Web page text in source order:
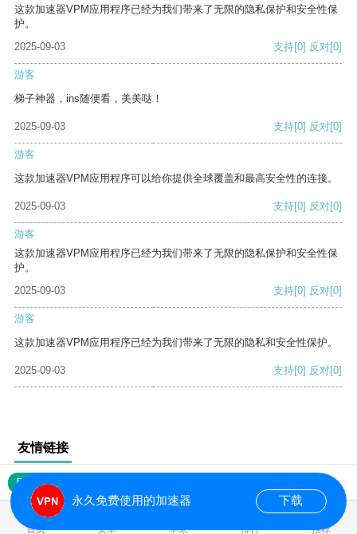
这款加速器VPM应用程序已经为我们带来了无限的隐私保护和安全性保
护。
2025-09-03
支持[0] 反对[0]
游客
梯子神器，ins随便看，美美哒！
2025-09-03 支持[0] 反对[0]
游客
这款加速器VPM应用程序可以给你提供全球覆盖和最高安全性的连接。
2025-09-03 支持[0] 反对[0]
游客
这款加速器VPM应用程序已经为我们带来了无限的隐私保护和安全性保
护。
2025-09-03
支持[0] 反对[0]
游客
这款加速器VPM应用程序已经为我们带来了无限的隐私和安全性保护。
2025-09-03 支持[0] 反对[0]
友情链接
网站地图
首页 安卓 苹果 排行 推荐
永久免费使用的加速器 下载
0.017011s